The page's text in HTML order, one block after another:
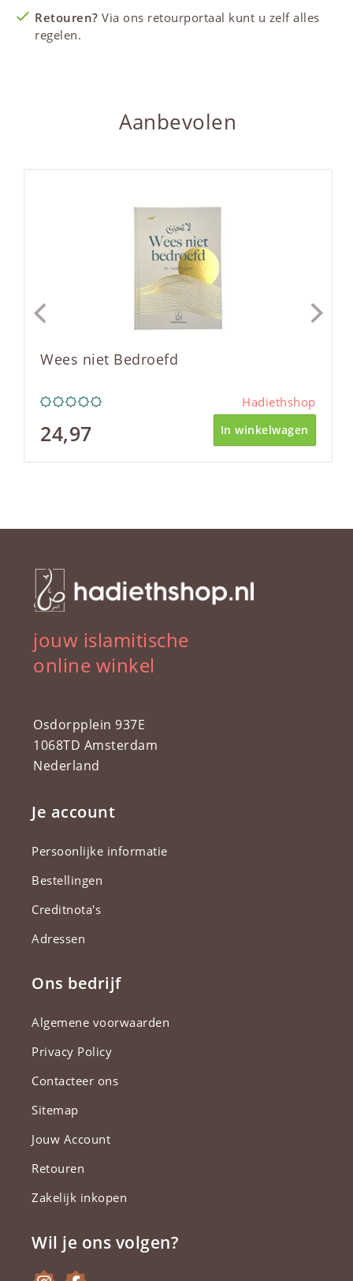
Retouren? Via ons retourportaal kunt u zelf alles
regelen.
Aanbevolen
Wees niet Bedroefd
Hadiethshop
24,97 In winkelwagen
jouw islamitische
online winkel
Osdorpplein 937E
1068TD Amsterdam
Nederland
Je account
Persoonlijke informatie
Bestellingen
Creditnota's
Adressen
Ons bedrijf
Algemene voorwaarden
Privacy Policy
Contacteer ons
Sitemap
Jouw Account
Retouren
Zakelijk inkopen
Wil je ons volgen?